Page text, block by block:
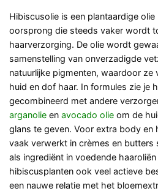
Hibiscusolie is een plantaardige
oorsprong die steeds vaker wordt
haarverzorging. De olie wordt
samenstelling van onverzadigde
natuurlijke pigmenten, waardoor
huid en dof haar. In formules zie je
gecombineerd met andere
arganolie en avocado olie om de
glans te geven. Voor extra body
vaak verwerkt in crèmes en butters
als ingrediënt in voedende
hibiscusplanten ook veel actieve
een nauwe relatie met het